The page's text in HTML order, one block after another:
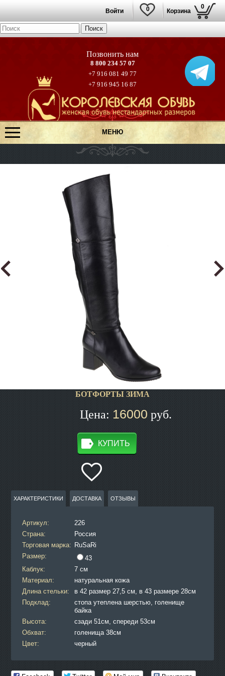
Корзина
0
0
Войти
8 800 234 57 07
+7 916 081 49 77
+7 916 945 16 87
МЕНЮ
БОТФОРТЫ ЗИМА
Цена: 16000 руб.
КУПИТЬ
ХАРАКТЕРИСТИКИ ДОСТАВКА ОТЗЫВЫ
Артикул:
226
Страна:
Россия
Торговая марка: RuSaRi
Размер:
43
Каблук:
7 см
Материал:
натуральная кожа
Длина стельки:
в 42 размер 27,5 см, в 43 размере 28см
Подклад:
стопа утеплена шерстью, голенище
байка
Высота:
сзади 51см, спереди 53см
Обхват:
голенища 38см
Цвет:
черный